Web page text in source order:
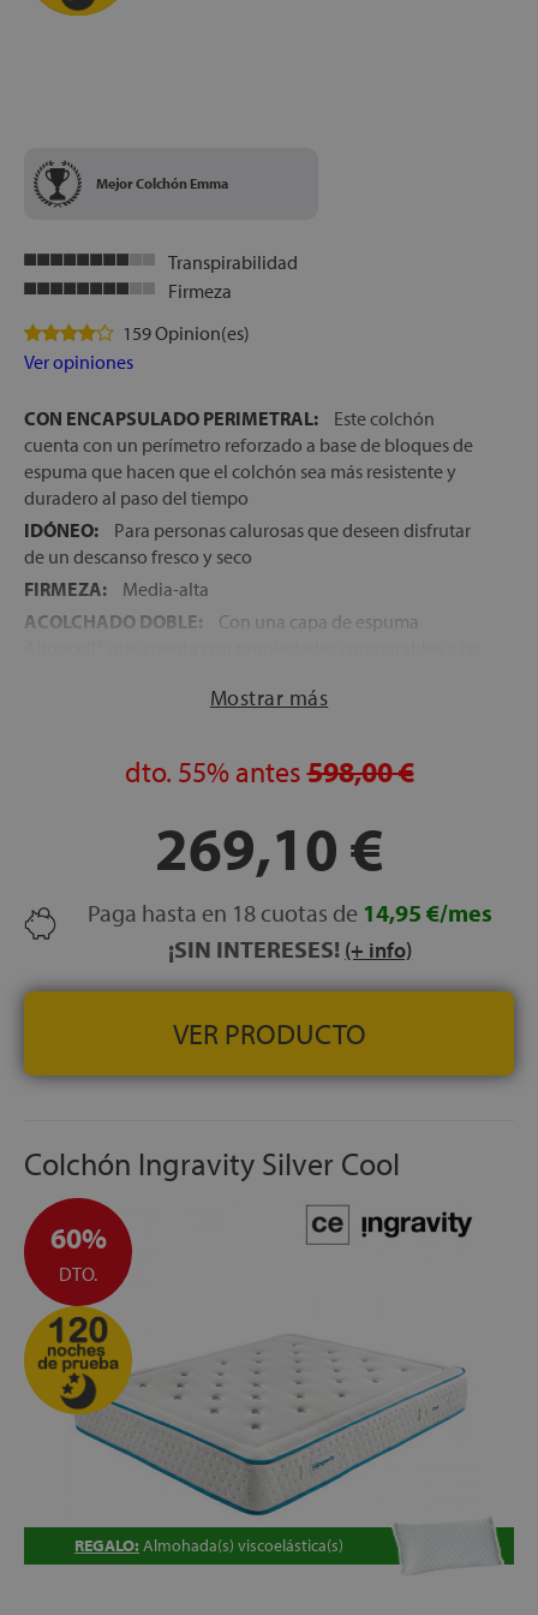
Mejor Colchón Emma
Transpirabilidad
Firmeza
159 Opinion(es)
Ver opiniones
CON ENCAPSULADO PERIMETRAL:
Este colchón
cuenta con un perímetro reforzado a base de bloques de
espuma que hacen que el colchón sea más resistente y
duradero al paso del tiempo
IDÓNEO:
Para personas calurosas que deseen disfrutar
de un descanso fresco y seco
FIRMEZA:
Media-alta
ACOLCHADO DOBLE:
Con una capa de espuma
distribuye la presión de manera homogénea
de 12,5 cm que dotan al colchón de una fantástica
capacidad de transpiración
cremallera que posibilita su lavado siguiendo las
indicaciones del fabricante
ENROLLADO: Para una mayor agilidad en la entrega, se
envía envasado al vacío
APTO PARA CAMAS ARTICULADAS: Con una
inclinación de hasta 45º
INDEPENDENCIA DE LECHOS:
Las capas de espuma
innovadoras aíslan el movimiento y ayudan a mantener la
columna en una posición adecuada
Mostrar más
dto. 55% antes598,00 €
269,10 €
Paga hasta en 18 cuotas de 14,95 €/mes
¡SIN INTERESES! (+ info)
VER PRODUCTO
Colchón Ingravity Silver Cool
60%
DTO.
REGALO: Almohada(s) viscoelástica(s)